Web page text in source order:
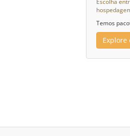
Temos
Explore